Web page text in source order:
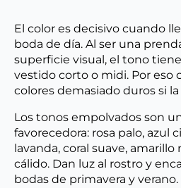
El color es decisivo cuando
boda de día. Al ser una
superficie visual, el tono
vestido corto o midi. Por eso
colores demasiado duros si
Los tonos empolvados son
favorecedora: rosa palo, azul
lavanda, coral suave,
cálido. Dan luz al rostro y
bodas de primavera y verano.